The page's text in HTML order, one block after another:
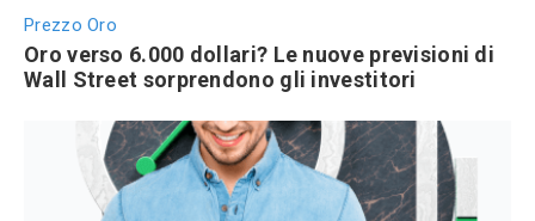
Prezzo Oro
Oro verso 6.000 dollari? Le nuove previsioni di
Wall Street sorprendono gli investitori